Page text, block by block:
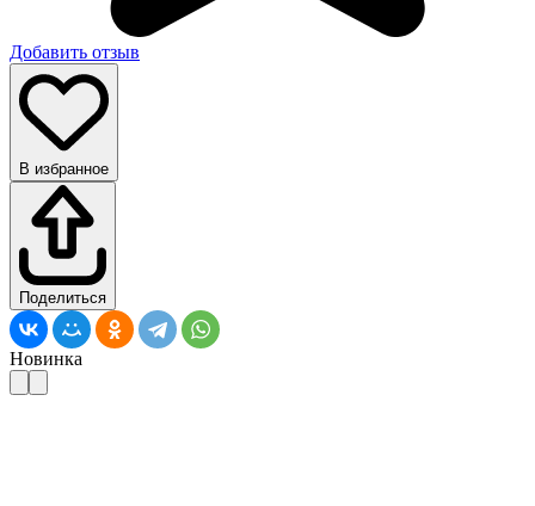
Добавить отзыв
В избранное
Поделиться
Новинка